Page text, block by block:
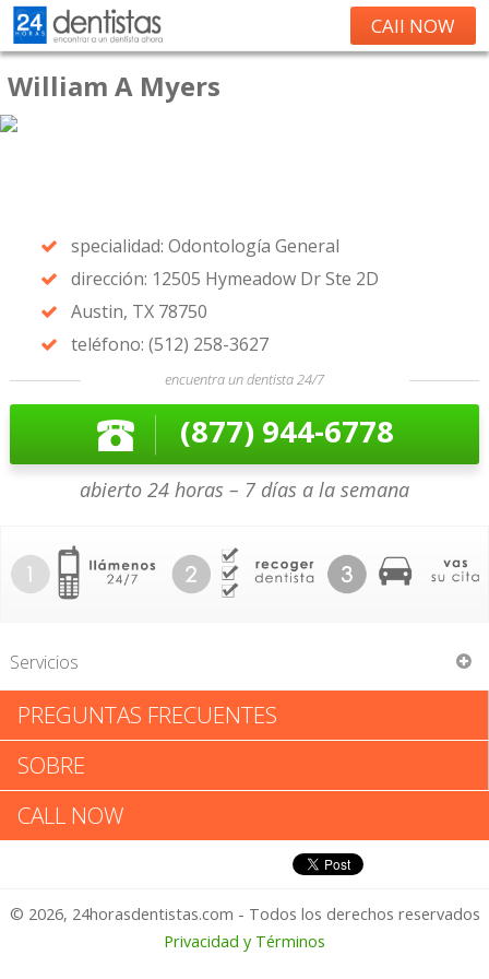
CAll NOW
William A Myers
specialidad: Odontología General
dirección: 12505 Hymeadow Dr Ste 2D
Austin, TX 78750
teléfono: (512) 258-3627
encuentra un dentista 24/7
(877) 944-6778
abierto 24 horas – 7 días a la semana
Servicios
William A Myers
William A Myers: Califica tu
Experiencia
1 – No Feliz
PREGUNTAS FRECUENTES
SOBRE
CALL NOW
© 2026, 24horasdentistas.com - Todos los derechos reservados
Privacidad y Términos